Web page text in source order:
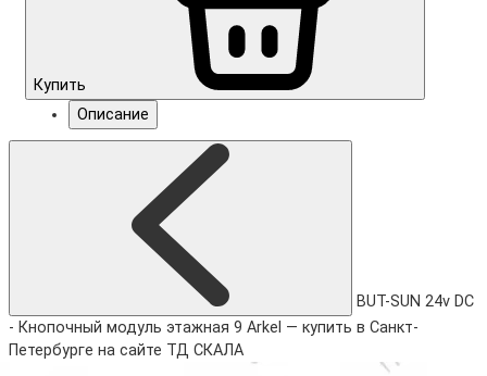
Купить
Описание
BUT-SUN 24v DC
- Кнопочный модуль этажная 9 Arkel — купить в Санкт-
Петербурге на сайте ТД СКАЛА